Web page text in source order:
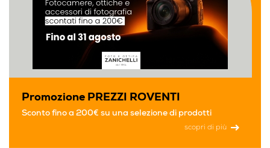
Promozione PREZZI ROVENTI
Sconto fino a 200€ su una selezione di prodotti
scopri di più